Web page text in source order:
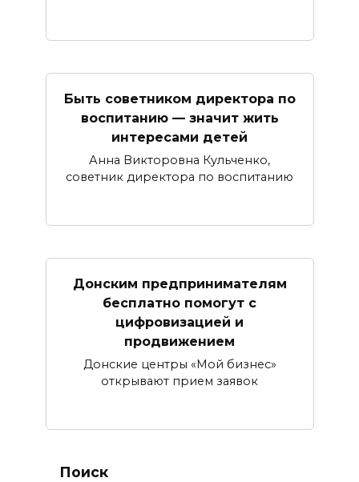
Быть советником директора по
воспитанию — значит жить
интересами детей
Анна Викторовна Кульченко,
советник директора по воспитанию
Донским предпринимателям
бесплатно помогут с
цифровизацией и
продвижением
Донские центры «Мой бизнес»
открывают прием заявок
Поиск